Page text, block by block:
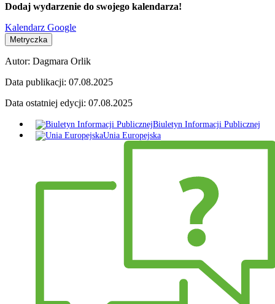
Dodaj wydarzenie do swojego kalendarza!
Kalendarz Google
Metryczka
Autor: Dagmara Orlik
Data publikacji: 07.08.2025
Data ostatniej edycji: 07.08.2025
Biuletyn Informacji Publicznej
Unia Europejska